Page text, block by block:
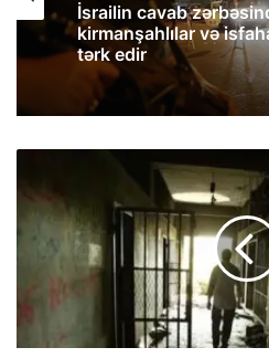
İsrailin cavab
kirmanşahlılar və
tərk edir